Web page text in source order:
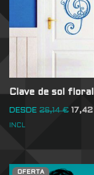
Clave de sol floral
DESDE 26,14€ 17,42
INCL
OFERTA